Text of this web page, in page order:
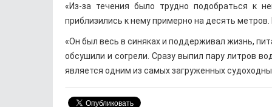
«Из-за течения было трудно подобраться к
приблизились к нему примерно на десять
«Он был весь в синяках и поддерживал жизнь,
обсушили и согрели. Сразу выпил пару литров
является одним из самых загруженных